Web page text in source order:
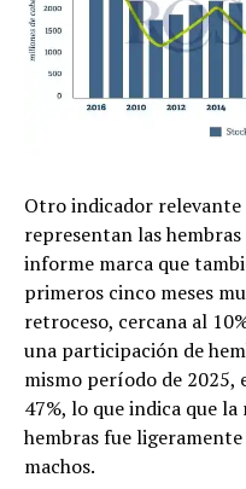
Otro indicador
representan las
informe marca que
primeros cinco meses
retroceso, cercana al
una participación de
mismo período de 2025,
47%, lo que indica que
hembras fue
machos.